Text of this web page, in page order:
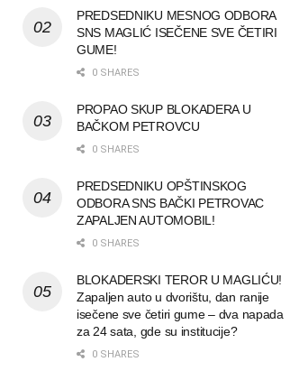
PREDSEDNIKU MESNOG ODBORA
SNS MAGLIĆ ISEČENE SVE ČETIRI
GUME!
0 SHARES
PROPAO SKUP BLOKADERA U
BAČKOM PETROVCU
0 SHARES
PREDSEDNIKU OPŠTINSKOG
ODBORA SNS BAČKI PETROVAC
ZAPALJEN AUTOMOBIL!
0 SHARES
BLOKADERSKI TEROR U MAGLIĆU!
Zapaljen auto u dvorištu, dan ranije
isečene sve četiri gume – dva napada
za 24 sata, gde su institucije?
0 SHARES